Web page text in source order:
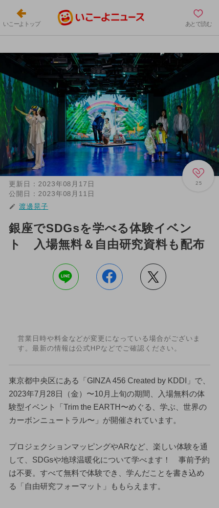
いこーよトップ あとで読む
25
更新日： 2023年08月17日
公開日： 2023年08月11日
渡邊晃子
銀座でSDGsを学べる体験イベン
ト 入場無料＆自由研究資料も配布
営業日時や料金などが変更になっている場合がございま
す。最新の情報は公式HPなどでご確認ください。
東京都中央区にある「GINZA 456 Created by KDDI」で、
2023年7月28日（金）〜10月上旬の期間、入場無料の体
験型イベント「Trim the EARTH〜めぐる、学ぶ、世界の
カーボンニュートラル〜」が開催されています。
プロジェクションマッピングやARなど、楽しい体験を通
して、SDGsや地球温暖化について学べます！ 事前予約
は不要。すべて無料で体験でき、学んだことを書き込め
る「自由研究フォーマット」ももらえます。